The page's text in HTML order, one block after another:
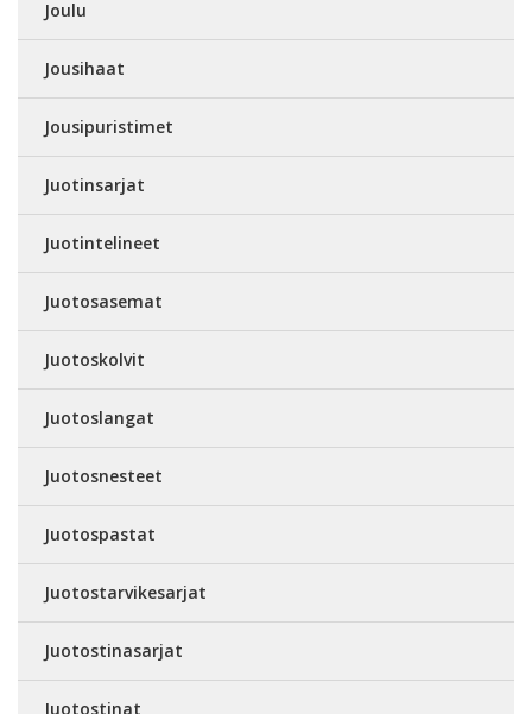
Joulu
Jousihaat
Jousipuristimet
Juotinsarjat
Juotintelineet
Juotosasemat
Juotoskolvit
Juotoslangat
Juotosnesteet
Juotospastat
Juotostarvikesarjat
Juotostinasarjat
Juotostinat